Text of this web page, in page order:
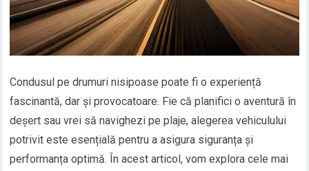
Condusul pe drumuri nisipoase poate fi o experiență
fascinantă, dar și provocatoare. Fie că planifici o aventură în
deșert sau vrei să navighezi pe plaje, alegerea vehiculului
potrivit este esențială pentru a asigura siguranța și
performanța optimă. În acest articol, vom explora cele mai